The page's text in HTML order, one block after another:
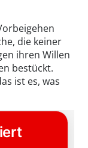
die keiner
ihren Willen
bestückt.
ist es, was